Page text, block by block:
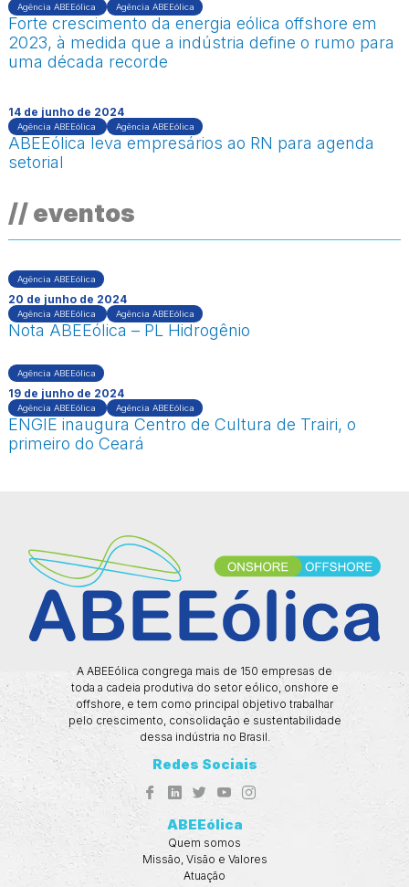
Agência ABEEólica Agência ABEEólica
Forte crescimento da energia eólica offshore em
2023, à medida que a indústria define o rumo para
uma década recorde
14 de junho de 2024
Agência ABEEólica Agência ABEEólica
ABEEólica leva empresários ao RN para agenda
setorial
// eventos
Agência ABEEólica
20 de junho de 2024
Agência ABEEólica Agência ABEEólica
Nota ABEEólica – PL Hidrogênio
Agência ABEEólica
19 de junho de 2024
Agência ABEEólica Agência ABEEólica
ENGIE inaugura Centro de Cultura de Trairi, o
primeiro do Ceará
A ABEEólica congrega mais de 150 empresas de
toda a cadeia produtiva do setor eólico, onshore e
offshore, e tem como principal objetivo trabalhar
pelo crescimento, consolidação e sustentabilidade
dessa indústria no Brasil.
Redes Sociais
ABEEólica
Quem somos
Missão, Visão e Valores
Atuação